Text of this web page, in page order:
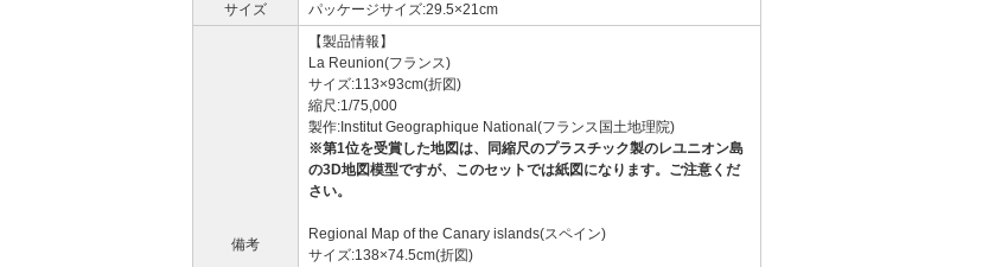
サイズ パッケージサイズ:29.5×21cm
備考
【製品情報】
La Reunion(フランス)
サイズ:113×93cm(折図)
縮尺:1/75,000
製作:Institut Geographique National(フランス国土地理院)
※第1位を受賞した地図は、同縮尺のプラスチック製のレユニオン島
の3D地図模型ですが、このセットでは紙図になります。ご注意くだ
さい。
Regional Map of the Canary islands(スペイン)
サイズ:138×74.5cm(折図)